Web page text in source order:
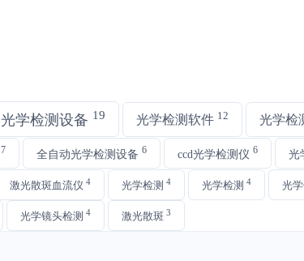
光学检测设备 19 光学检测软件 12 光学检
7 全自动光学检测设备 6 ccd光学检测仪 6 光
激光散斑血流仪 4 光学检测 4 光学检测 4 光
光学镜头检测 4 激光散斑 3